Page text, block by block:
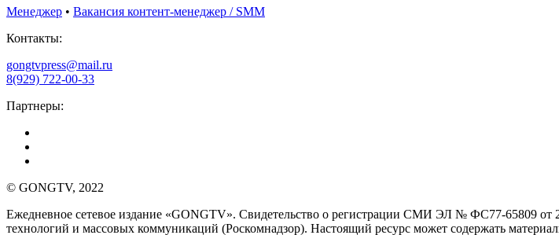
Менеджер • Вакансия контент-менеджер / SMM
Контакты:
gongtvpress@mail.ru
8(929) 722-00-33
Партнеры:
© GONGTV, 2022
Ежедневное сетевое издание «GONGTV». Свидетельство о регистрации СМИ ЭЛ № ФС77-65809
технологий и массовых коммуникаций (Роскомнадзор). Настоящий ресурс может содержать